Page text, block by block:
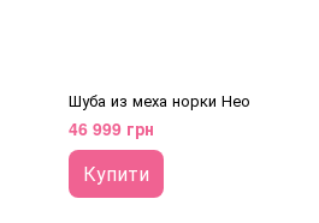
Шуба из меха норки Нео
46 999 грн
Купити